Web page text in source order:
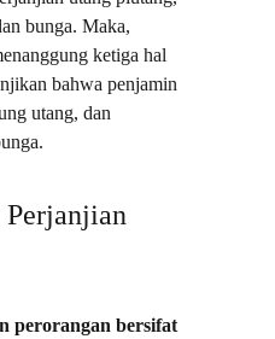
bunga. Maka,
ketiga hal
bahwa penjamin
utang, dan
Perjanjian
perorangan bersifat